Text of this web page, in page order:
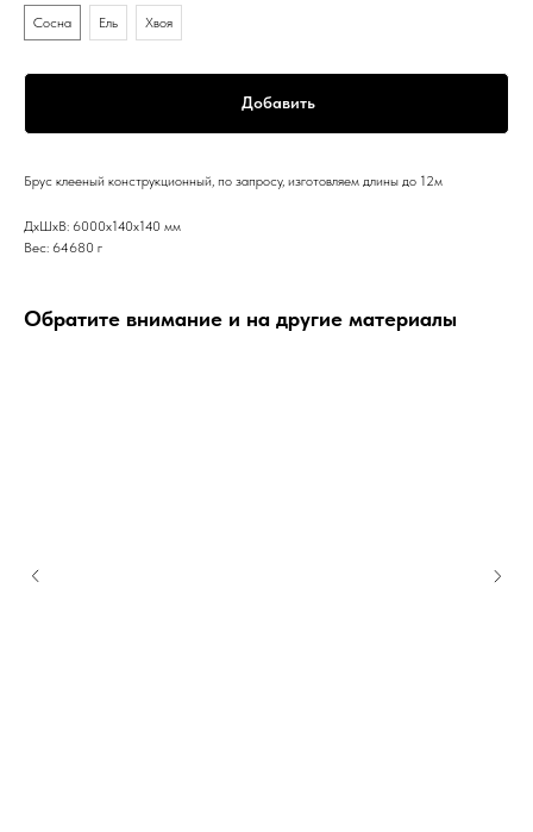
Сосна
Ель Хвоя
Добавить
Брус клееный конструкционный, по запросу, изготовляем длины до 12м
ДxШxВ: 6000x140x140 мм
Вес: 64680 г
Обратите внимание и на другие материалы